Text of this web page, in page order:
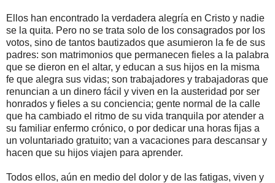
Ellos han encontrado la verdadera alegría en Cristo y nadie
se la quita. Pero no se trata solo de los consagrados por los
votos, sino de tantos bautizados que asumieron la fe de sus
padres: son matrimonios que permanecen fieles a la palabra
que se dieron en el altar, y educan a sus hijos en la misma
fe que alegra sus vidas; son trabajadores y trabajadoras que
renuncian a un dinero fácil y viven en la austeridad por ser
honrados y fieles a su conciencia; gente normal de la calle
que ha cambiado el ritmo de su vida tranquila por atender a
su familiar enfermo crónico, o por dedicar una horas fijas a
un voluntariado gratuito; van a vacaciones para descansar y
hacen que su hijos viajen para aprender.
Todos ellos, aún en medio del dolor y de las fatigas, viven y